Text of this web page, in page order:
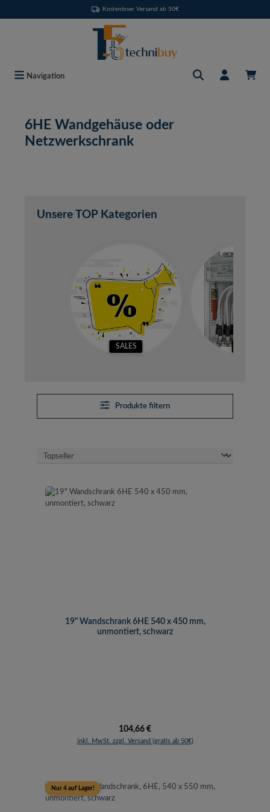
Kostenloser Versand ab 50€
Navigation
6HE Wandgehäuse oder
Netzwerkschrank
Unsere TOP Kategorien
SALES
Produkte filtern
19" Wandschrank 6HE 540 x 450 mm,
unmontiert, schwarz
Regulärer Preis:
104,66 €
inkl. MwSt. zzgl. Versand (gratis ab 50€)
Nur 4 auf Lager!